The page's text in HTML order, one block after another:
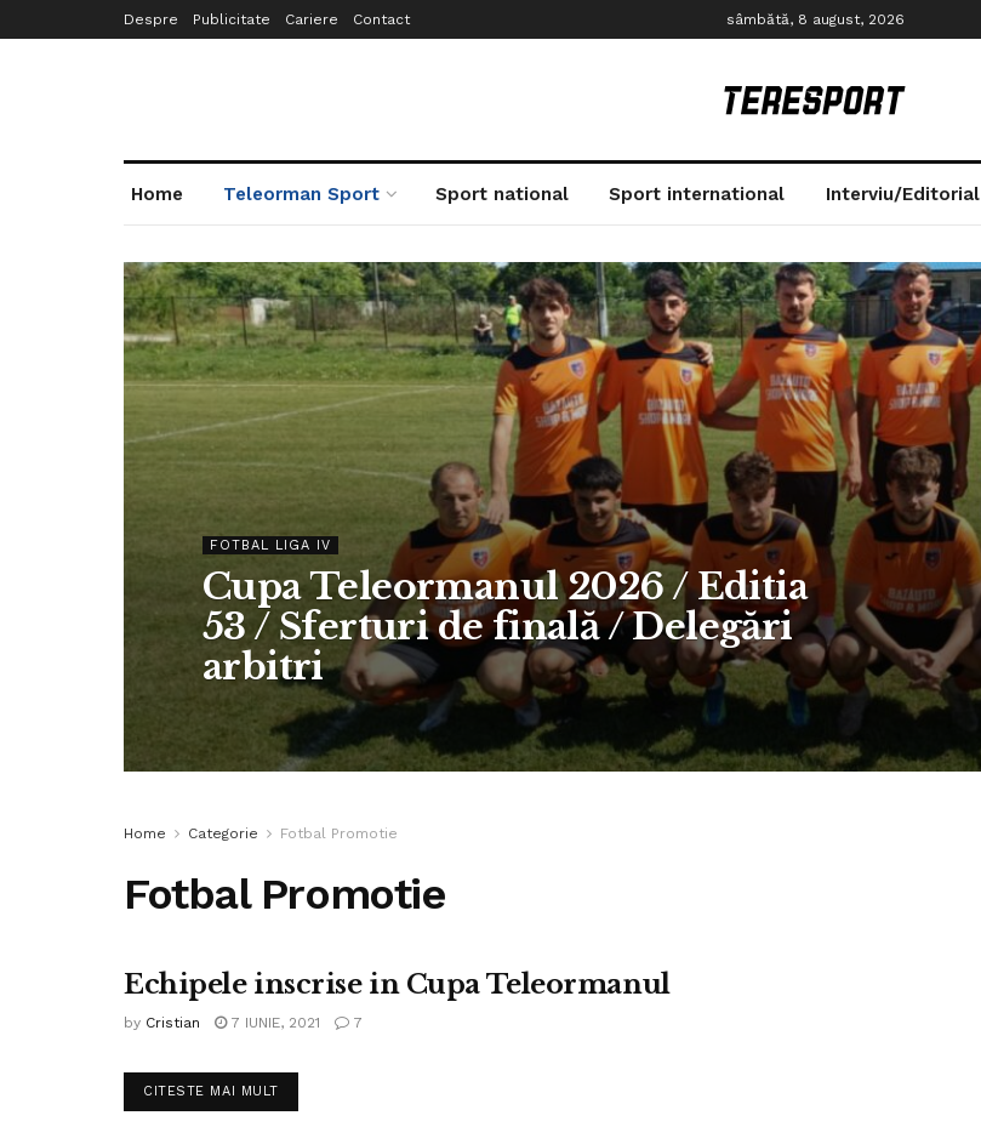
Despre Publicitate Cariere Contact sâmbătă, 8 august, 2026
Home Teleorman Sport Sport national Sport international Interviu/Editorial
FOTBAL LIGA IV
Cupa Teleormanul 2026 / Editia
53 / Sferturi de finală / Delegări
arbitri
Home Categorie Fotbal Promotie
Fotbal Promotie
FOTBAL LIGA IV
Echipele inscrise in Cupa Teleormanul
by Cristian 7 IUNIE, 2021 7
CITESTE MAI MULTDETAILS